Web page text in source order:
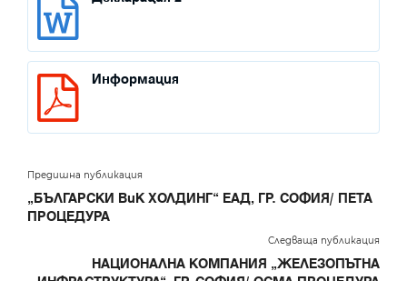
Информация
Предишна публикация
„БЪЛГАРСКИ ВиК ХОЛДИНГ“ ЕАД, ГР. СОФИЯ/ ПЕТА
ПРОЦЕДУРА
Следваща публикация
НАЦИОНАЛНА КОМПАНИЯ „ЖЕЛЕЗОПЪТНА